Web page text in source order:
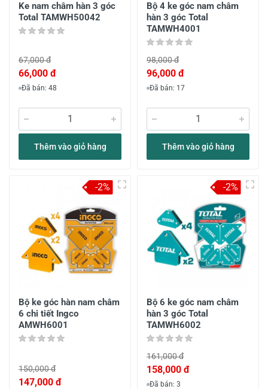
Ke nam châm hàn 3 góc
Total TAMWH50042
67,000 đ
66,000 đ
Đã bán: 48
Thêm vào giỏ hàng
Bộ 4 ke góc nam châm
hàn 3 góc Total
TAMWH4001
98,000 đ
96,000 đ
Đã bán: 17
Thêm vào giỏ hàng
Bộ ke góc hàn nam châm
6 chi tiết Ingco
AMWH6001
150,000 đ
147,000 đ
-2%
Bộ 6 ke góc nam châm
hàn 3 góc Total
TAMWH6002
161,000 đ
158,000 đ
Đã bán: 3
-2%